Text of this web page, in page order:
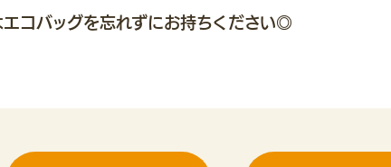
コバッグを忘れずにお持ちください◎